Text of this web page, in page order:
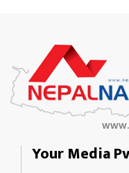
Your Media